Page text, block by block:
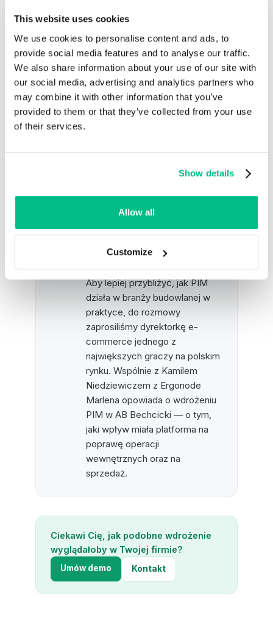
This website uses cookies
We use cookies to personalise content and ads, to
provide social media features and to analyse our traffic.
We also share information about your use of our site with
our social media, advertising and analytics partners who
may combine it with other information that you’ve
provided to them or that they’ve collected from your use
of their services.
Show details
Allow all
Customize
GOŚĆ SPECJALNY
Marlena Żurawska-
Szuter, AB Bechcicki
Dyrektorka e-commerce, AB
Aby lepiej przybliżyć, jak PIM
działa w branży budowlanej w
praktyce, do rozmowy
zaprosiliśmy dyrektorkę e-
commerce jednego z
największych graczy na polskim
rynku. Wspólnie z Kamilem
Niedziewiczem z Ergonode
Marlena opowiada o wdrożeniu
PIM w AB Bechcicki — o tym,
jaki wpływ miała platforma na
poprawę operacji
wewnętrznych oraz na
sprzedaż.
Ciekawi Cię, jak podobne wdrożenie
wyglądałoby w Twojej firmie?
Umów demo Kontakt